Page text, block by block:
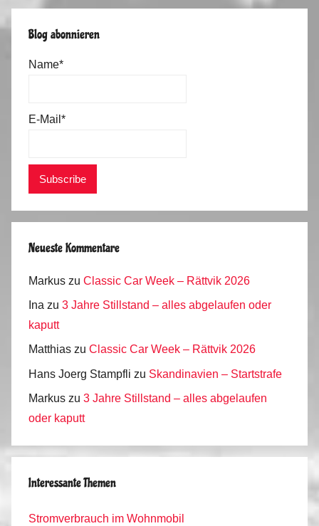
Blog abonnieren
Name*
E-Mail*
Neueste Kommentare
Markus zu Classic Car Week – Rättvik 2026
Ina zu 3 Jahre Stillstand – alles abgelaufen oder
kaputt
Matthias zu Classic Car Week – Rättvik 2026
Hans Joerg Stampfli zu Skandinavien – Startstrafe
Markus zu 3 Jahre Stillstand – alles abgelaufen
oder kaputt
Interessante Themen
Stromverbrauch im Wohnmobil